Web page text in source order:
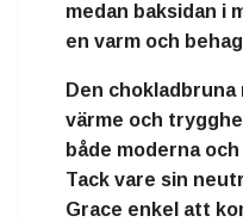
medan baksidan i
en varm och
Den chokladbruna
värme och
både moderna
Tack vare sin
Grace enkel att